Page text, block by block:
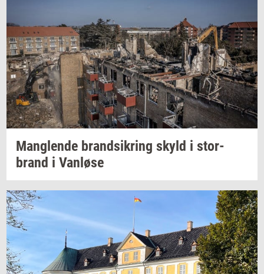
Mang­len­de brand­sik­ring skyld i stor­
brand i Van­lø­se